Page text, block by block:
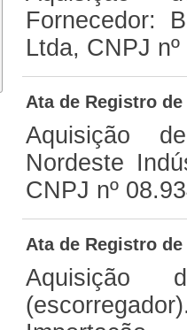
Fornecedor:
Ltda, CNPJ
Ata de Registro de
Aquisição
Nordeste
CNPJ nº
Ata de Registro de